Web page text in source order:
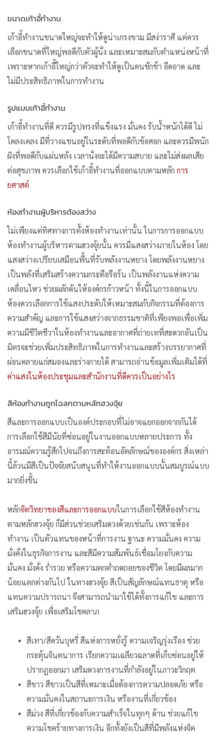
ขนาดเก้าอี้ทำงาน
เก้าอี้ทำงานขนาดใหญ่จะทำให้ดูน่าเกรงขาม มีสง่าราศี แต่ควร
เลือกขนาดที่ใหญ่พอดีกับตัวผู้นั่ง และเหมาะสมกับตำแหน่งหน้าที่
เพราะหากเก้าอี้ใหญ่กว่าตัวจะทำให้ดูเป็นคนชักช้า อืดอาด และ
ไม่มีประสิทธิภาพในการทำงาน
รูปแบบเก้าอี้ทำงาน
เก้าอี้ทำงานที่ดี ควรมีรูปทรงที่แข็งแรง มั่นคง รับน้ำหนักได้ดี ไม่
โคลงเคลง มีที่วางแขนอยู่ในระดับที่พอดีกับข้อศอก และควรมีพนัก
ผิงที่พอดีกับแผ่นหลัง เวลานั่งจะได้มีความสบาย และไม่ส่งผลเสีย
ต่อสุขภาพ ควรเลือกใช้เก้าอี้ทำงานที่ออกแบบตามหลัก การ
ยศาสต์
ห้องทำงานผู้บริหารต้องสว่าง
ไม่เพียงแต่ทิศทางการตั้งห้องทำงานเท่านั้น ในการการออกแบบ
ห้องทำงานผู้บริหารตามฮวงจุ้ยนั้น ควรมีแสงสว่างภายในห้อง โดย
แสงสว่างเปรียบเสมือนพื้นที่รับพลังงานหยาง โดยพลังงานหยาง
เป็นพลังที่เสริมสร้างความกระตือรือร้น เป็นพลังงานแห่งความ
เคลื่อนไหว ช่วยผลักดันให้องค์กรก้าวหน้า ทั้งนี้ในการออกแบบ
ห้องควรเลือกการใช้แสงประดับให้เหมาะสมกับกิจกรรมที่ต้องการ
ความสำคัญ และการใช้แสงสว่างจากธรรมชาติที่เพียงพอเพื่อเพิ่ม
ความมีชีวิตชีวาในห้องทำงานและอากาศที่ถ่ายเทที่สะดวกอันเป็น
มิตรจะช่วยเพิ่มประสิทธิภาพในการทำงานและสร้างบรรยากาศที่
ผ่อนคลายแก่สมองและร่างกายได้ สามารถอ่านข้อมูลเพิ่มเติมได้ที่
ค่าแสงในห้องประชุมและสำนักงานที่ดีควรเป็นอย่างไร
สีห้องทำงานถูกโฉลกตามหลักฮวงจุ้ย
สีและการออกแบบเป็นองค์ประกอบที่ไม่อาจแยกออกจากกันได้
การเลือกใช้สีมีนัยที่ซ่อนอยู่ในงานออกแบบหลายประการ ทั้ง
อารมณ์ความรู้สึกไปจนถึงการสะท้อนอัตลักษณ์ขององค์กร สิ่งเหล่า
นี้ล้วนมีสีเป็นปัจจัยสนับสนุนที่ทำให้งานออกแบบนั้นสมบูรณ์แบบ
มากยิ่งขึ้น
หลักจิตวิทยาของสีและการออกแบบในการเลือกใช้สีห้องทำงาน
ตามหลักฮวงจุ้ย ก็มีส่วนช่วยเสริมดวงด้วยเช่นกัน เพราะห้อง
ทำงาน เป็นตัวแทนของหน้าที่การงาน ฐานะ ความมั่นคง ความ
มั่งคั่งในธุรกิจการงาน และสีมีความสัมพันธ์เชื่อมโยงกับความ
มั่นคง มั่งคั่ง ร่ำรวย หรือความตกต่ำถดถอยของชีวิต โดยมีผลมาก
น้อยแตกต่างกันไป ในทางฮวงจุ้ย สีเป็นสัญลักษณ์แทนธาตุ หรือ
แทนความปรารถนา จึงสามารถนำมาใช้ได้ทั้งการแก้ไข และการ
เสริมฮวงจุ้ย เพื่อเสริมโชคลาภ
สีเทา/สีควันบุหรี่ สีแห่งการหยั่งรู้ ความเจริญรุ่งเรือง ช่วย
กระตุ้นจินตนาการ เรียกความเฉลียวฉลาดที่เก็บซ่อนอยู่ให้
ปรากฏออกมา เสริมดวงการงานที่กำลังอยู่ในภาวะวิกฤต
สีขาว สีขาวเป็นสีที่เหมาะเมื่อต้องการความปลอดภัย หรือ
ความมั่นคงในสถานะการเงิน หรืองานที่เกี่ยวข้อง
สีม่วง สีที่เกี่ยวข้องกับความสำเร็จในทุกๆ ด้าน ช่วยแก้ไข
ความโชคร้ายทางการเงิน อีกทั้งยังเป็นสีที่มีพลังแห่งจิต